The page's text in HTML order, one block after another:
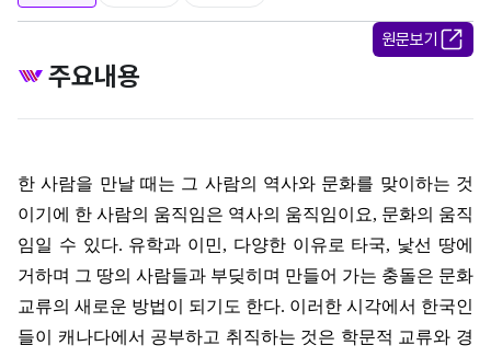
원문보기
주요내용
한 사람을 만날 때는 그 사람의 역사와 문화를 맞이하는 것
이기에 한 사람의 움직임은 역사의 움직임이요, 문화의 움직
임일 수 있다. 유학과 이민, 다양한 이유로 타국, 낯선 땅에
거하며 그 땅의 사람들과 부딪히며 만들어 가는 충돌은 문화
교류의 새로운 방법이 되기도 한다. 이러한 시각에서 한국인
들이 캐나다에서 공부하고 취직하는 것은 학문적 교류와 경